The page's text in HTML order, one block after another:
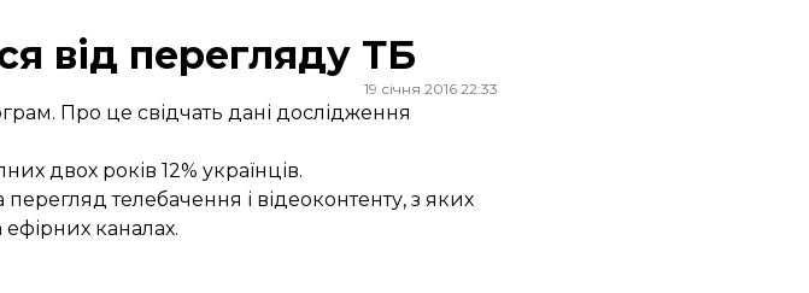
від перегляду ТБ
19 січня 2016 22:33
Про це свідчать дані дослідження
двох років 12% українців.
телебачення і відеоконтенту, з яких
каналах.